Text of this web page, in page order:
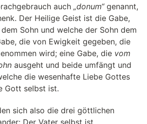
auch „donum“genannt,
Der Heilige Geist ist die Gabe,
Sohn und welche der Sohn dem
die von Ewigkeit gegeben, die
wird; eine Gabe, die vom
ausgeht und beide umfängt und
die wesenhafte Liebe Gottes
Gott selbst ist.
sich also die drei göttlichen
Der Vater selbst ist